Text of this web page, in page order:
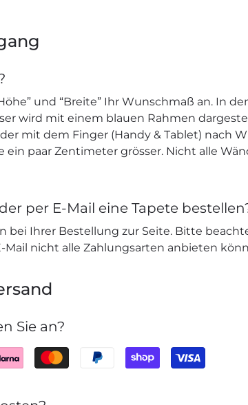
und “Breite” Ihr Wunschmaß an. In
wird mit einem blauen Rahmen
mit dem Finger (Handy & Tablet) nach
ein paar Zentimeter grösser. Nicht alle
per E-Mail eine Tapete
bei Ihrer Bestellung zur Seite. Bitte
Mail nicht alle Zahlungsarten anbieten
Sie an?